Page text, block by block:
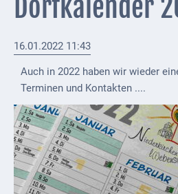
Nachrichtenarchiv
Deidesheim
Polizei +
Externe
Behörden
Gottesdienste
Dorfkalender
16.01.2022 11:43
Auch in 2022 haben wir wieder
Terminen und Kontakten ....